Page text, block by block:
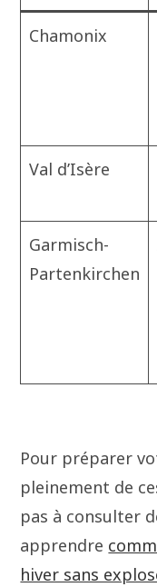
Chamonix
Val d’Isère
Garmisch-
Partenkirchen
Pour préparer
pleinement de
pas à consulter
apprendre
hiver sans